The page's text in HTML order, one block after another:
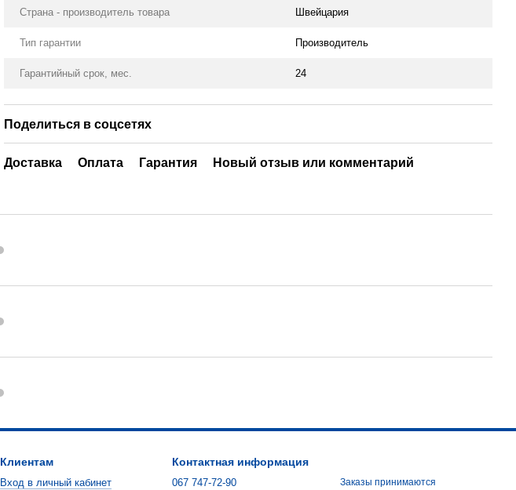
Страна - производитель товара Швейцария
Тип гарантии Производитель
Гарантийный срок, мес. 24
Поделиться в соцсетях
Доставка Оплата Гарантия Новый отзыв или комментарий
Клиентам
Вход в личный кабинет
Контактная информация
067 747-72-90
Заказы принимаются